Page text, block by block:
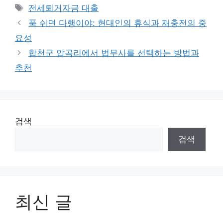
Tags
전세퇴거자금 대출
푹 쉬면 다행이야: 현대인의 휴식과 재충전의 중
요성
합천군 압곡리에서 법무사를 선택하는 방법과
추천
검색
검색
최신 글